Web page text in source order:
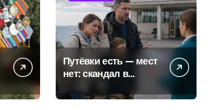
Путёвки есть — мест
нет: скандал в
Владивостока